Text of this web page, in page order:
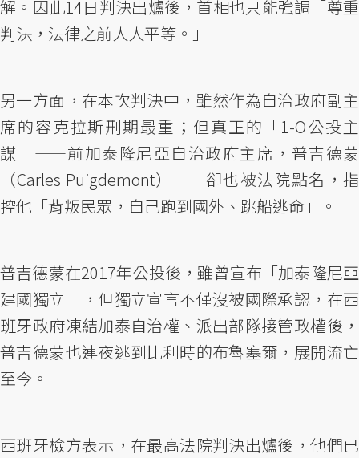
解。因此14日判決出爐後，首相也只能強調「尊重
判決，法律之前人人平等。」
另一方面，在本次判決中，雖然作為自治政府副主
席的容克拉斯刑期最重；但真正的「1-O公投主
謀」——前加泰隆尼亞自治政府主席，普吉德蒙
（Carles Puigdemont）——卻也被法院點名，指
控他「背叛民眾，自己跑到國外、跳船逃命」。
普吉德蒙在2017年公投後，雖曾宣布「加泰隆尼亞
建國獨立」，但獨立宣言不僅沒被國際承認，在西
班牙政府凍結加泰自治權、派出部隊接管政權後，
普吉德蒙也連夜逃到比利時的布魯塞爾，展開流亡
至今。
西班牙檢方表示，在最高法院判決出爐後，他們已